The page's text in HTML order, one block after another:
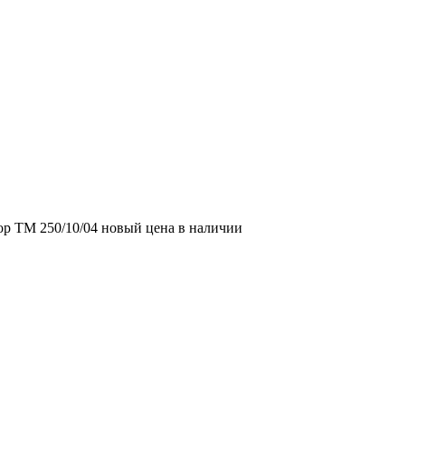
ТМ 250/10/04 новый цена в наличии